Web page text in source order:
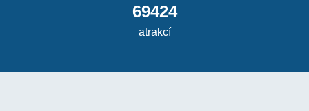
69424
atrakcí